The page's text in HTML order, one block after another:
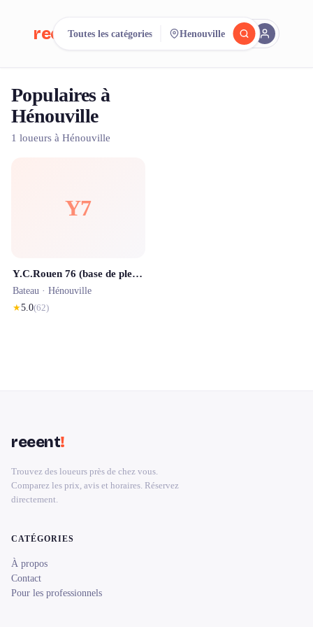
reeent! EN
Cherchez.
Toutes les catégories Henouville
Populaires à
Hénouville
1 loueurs à Hénouville
Y7
Y.C.Rouen 76 (base de plein air d'Hénouville)
Bateau · Hénouville
★5.0(62)
reeent!
Trouvez des loueurs près de chez vous.
Comparez les prix, avis et horaires. Réservez
directement.
CATÉGORIES
À propos
Contact
Pour les professionnels